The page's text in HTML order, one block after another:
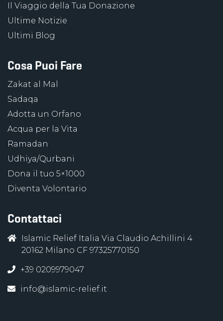
Il Viaggio della Tua Donazione
Ultime Notizie
Ultimi Blog
Cosa Puoi Fare
Zakat al Mal
Sadaqa
Adotta un Orfano
Acqua per la Vita
Ramadan
Udhiya/Qurbani
Dona il tuo 5×1000
Diventa Volontario
Contattaci
Islamic Relief Italia Via Claudio Achillini 4
20162 Milano CF 97325770150
+39 0209979047
info@islamic-relief.it